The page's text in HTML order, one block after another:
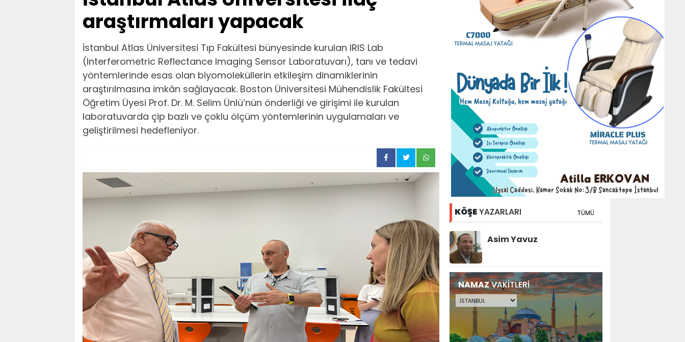
araştırmaları yapacak
İstanbul Atlas Üniversitesi Tıp Fakültesi bünyesinde kurulan IRIS Lab
(Interferometric Reflectance Imaging Sensor Laboratuvarı), tanı ve tedavi
yöntemlerinde esas olan biyomoleküllerin etkileşim dinamiklerinin
araştırılmasına imkân sağlayacak. Boston Üniversitesi Mühendislik Fakültesi
Öğretim Üyesi Prof. Dr. M. Selim Ünlü’nün önderliği ve girişimi ile kurulan
laboratuvarda çip bazlı ve çoklu ölçüm yöntemlerinin uygulamaları ve
geliştirilmesi hedefleniyor.
KÖŞEYAZARLARI TÜMÜ
Asim Yavuz
NAMAZVAKİTLERİ